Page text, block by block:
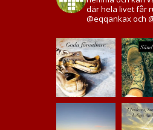
där hela livet får
@eqqankax och